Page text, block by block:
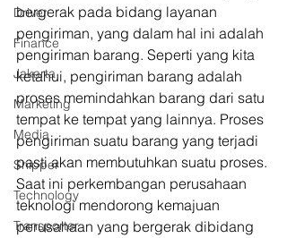
Driver
Finance
Jakarta
Marketing
Media
Shipper
Technology
Transporter
bergerak pada bidang layanan
pengiriman, yang dalam hal ini adalah
pengiriman barang. Seperti yang kita
ketahui, pengiriman barang adalah
proses memindahkan barang dari satu
tempat ke tempat yang lainnya. Proses
pengiriman suatu barang yang terjadi
pasti akan membutuhkan suatu proses.
Saat ini perkembangan perusahaan
teknologi mendorong kemajuan
perusahaan yang bergerak dibidang